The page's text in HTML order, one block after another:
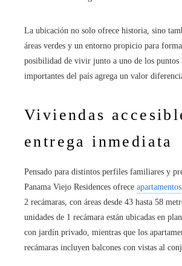
La ubicación no solo ofrece historia, sino
áreas verdes y un entorno propicio para
posibilidad de vivir junto a uno de los puntos
importantes del país agrega un valor
Viviendas
entrega inmediata
Pensado para distintos perfiles familiares y
Panama Viejo Residences ofrece apartamentos
2 recámaras, con áreas desde 43 hasta 58
unidades de 1 recámara están ubicadas en
con jardín privado, mientras que los
recámaras incluyen balcones con vistas al